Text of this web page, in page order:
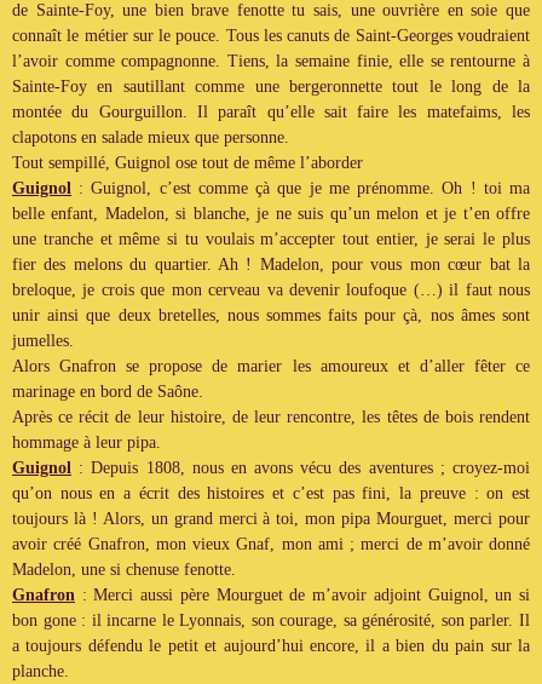
de Sainte-Foy, une bien brave fenotte tu sais, une ouvrière en soie que
connaît le métier sur le pouce. Tous les canuts de Saint-Georges voudraient
l’avoir comme compagnonne. Tiens, la semaine finie, elle se rentourne à
Sainte-Foy en sautillant comme une bergeronnette tout le long de la
montée du Gourguillon. Il paraît qu’elle sait faire les matefaims, les
clapotons en salade mieux que personne.
Tout sempillé, Guignol ose tout de même l’aborder
Guignol : Guignol, c’est comme çà que je me prénomme. Oh ! toi ma
belle enfant, Madelon, si blanche, je ne suis qu’un melon et je t’en offre
une tranche et même si tu voulais m’accepter tout entier, je serai le plus
fier des melons du quartier. Ah ! Madelon, pour vous mon cœur bat la
breloque, je crois que mon cerveau va devenir loufoque (…) il faut nous
unir ainsi que deux bretelles, nous sommes faits pour çà, nos âmes sont
jumelles.
Alors Gnafron se propose de marier les amoureux et d’aller fêter ce
marinage en bord de Saône.
Après ce récit de leur histoire, de leur rencontre, les têtes de bois rendent
hommage à leur pipa.
Guignol : Depuis 1808, nous en avons vécu des aventures ; croyez-moi
qu’on nous en a écrit des histoires et c’est pas fini, la preuve : on est
toujours là ! Alors, un grand merci à toi, mon pipa Mourguet, merci pour
avoir créé Gnafron, mon vieux Gnaf, mon ami ; merci de m’avoir donné
Madelon, une si chenuse fenotte.
Gnafron : Merci aussi père Mourguet de m’avoir adjoint Guignol, un si
bon gone : il incarne le Lyonnais, son courage, sa générosité, son parler. Il
a toujours défendu le petit et aujourd’hui encore, il a bien du pain sur la
planche.